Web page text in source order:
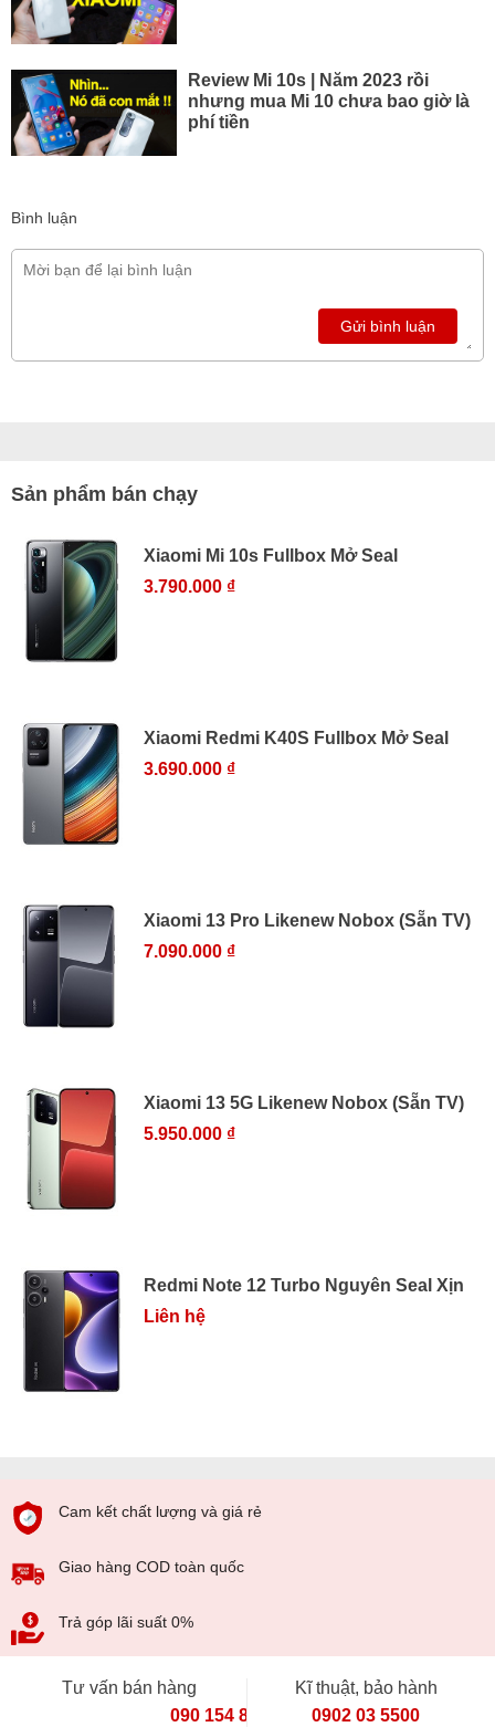
Review Mi 10s | Năm 2023 rồi
nhưng mua Mi 10 chưa bao giờ là
phí tiền
Bình luận
Gửi bình luận
Sản phẩm bán chạy
Xiaomi Mi 10s Fullbox Mở Seal
3.790.000 ₫
Xiaomi Redmi K40S Fullbox Mở Seal
3.690.000 ₫
Xiaomi 13 Pro Likenew Nobox (Sẵn TV)
7.090.000 ₫
Xiaomi 13 5G Likenew Nobox (Sẵn TV)
5.950.000 ₫
Redmi Note 12 Turbo Nguyên Seal Xịn
Liên hệ
Cam kết chất lượng và giá rẻ
Giao hàng COD toàn quốc
Trả góp lãi suất 0%
Tư vấn bán hàng
090 154 8866
Kĩ thuật, bảo hành
0902 03 5500